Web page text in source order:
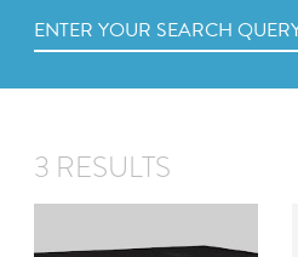
3 RESULTS